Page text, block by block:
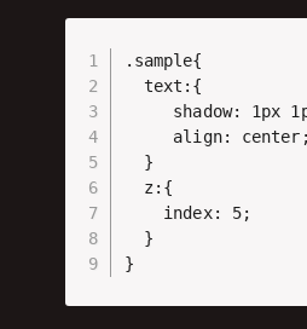
.sample{
  text:{
shadow: 1px
     align: center;
  }
  z:{
    index: 5;
  }
}